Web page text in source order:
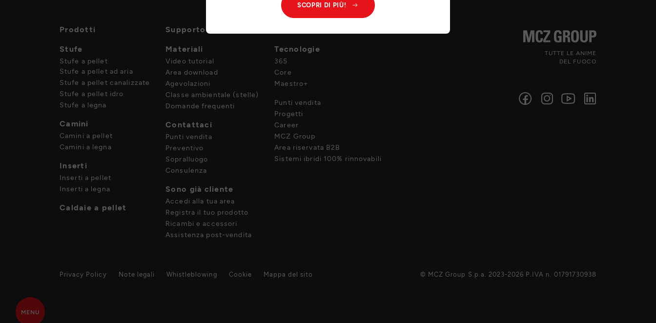
Prodotti
Stufe
Stufe a pellet
Stufe a pellet ad aria
Stufe a pellet canalizzate
Stufe a pellet idro
Stufe a legna
Camini
Camini a pellet
Camini a legna
Inserti
Inserti a pellet
Inserti a legna
Caldaie a pellet
Supporto
Materiali
Video tutorial
Area download
Agevolazioni
Classe ambientale (stelle)
Domande frequenti
Contattaci
Punti vendita
Preventivo
Sopralluogo
Consulenza
Sono già cliente
Accedi alla tua area
Registra il tuo prodotto
Ricambi e accessori
Assistenza post-vendita
Tecnologie
365
Core
Maestro+
Punti vendita
Progetti
Career
MCZ Group
Area riservata B2B
Sistemi ibridi 100% rinnovabili
TUTTE LE ANIME
DEL FUOCO
Privacy Policy Note legali Whistleblowing Cookie Mappa del sito © MCZ Group S.p.a. 2023-2026 P.IVA n. 01791730938
MENU
SCOPRI DI PIÙ!